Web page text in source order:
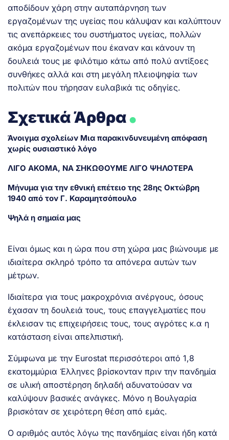
αποδίδουν χάρη στην αυταπάρνηση των
εργαζομένων της υγείας που κάλυψαν και καλύπτουν
τις ανεπάρκειες του συστήματος υγείας, πολλών
ακόμα εργαζομένων που έκαναν και κάνουν τη
δουλειά τους με φιλότιμο κάτω από πολύ αντίξοες
συνθήκες αλλά και στη μεγάλη πλειοψηφία των
πολιτών που τήρησαν ευλαβικά τις οδηγίες.
Σχετικά Άρθρα.
Άνοιγμα σχολείων Μια παρακινδυνευμένη απόφαση
χωρίς ουσιαστικό λόγο
ΛΙΓΟ ΑΚΟΜΑ, ΝΑ ΣΗΚΩΘΟΥΜΕ ΛΙΓΟ ΨΗΛΟΤΕΡΑ
Μήνυμα για την εθνική επέτειο της 28ης Οκτώβρη
1940 από τον Γ. Καραμητσόπουλο
Ψηλά η σημαία μας
Είναι όμως και η ώρα που στη χώρα μας βιώνουμε με
ιδιαίτερα σκληρό τρόπο τα απόνερα αυτών των
μέτρων.
Ιδιαίτερα για τους μακροχρόνια ανέργους, όσους
έχασαν τη δουλειά τους, τους επαγγελματίες που
έκλεισαν τις επιχειρήσεις τους, τους αγρότες κ.α η
κατάσταση είναι απελπιστική.
Σύμφωνα με την Eurostat περισσότεροι από 1,8
εκατομμύρια Έλληνες βρίσκονταν πριν την πανδημία
σε υλική αποστέρηση δηλαδή αδυνατούσαν να
καλύψουν βασικές ανάγκες. Μόνο η Βουλγαρία
βρισκόταν σε χειρότερη θέση από εμάς.
Ο αριθμός αυτός λόγω της πανδημίας είναι ήδη κατά